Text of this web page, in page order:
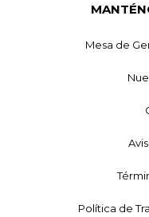
Mesa de
Política de